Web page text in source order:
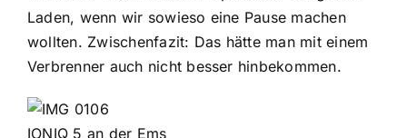
Laden, wenn wir sowieso eine Pause machen
wollten. Zwischenfazit: Das hätte man mit einem
Verbrenner auch nicht besser hinbekommen.
IONIQ 5 an der Ems